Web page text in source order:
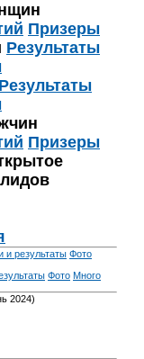
Призеры
Результаты
Результаты
Призеры
и результаты Фото
Фото Много
2024)